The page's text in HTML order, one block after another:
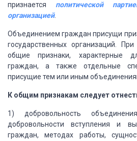
признается политической
организацией.
Объединением граждан присущи
государственных организаций.
общие признаки, характерные
граждан, а также отдельные
присущие тем или иным
К общим признакам следует
1) добровольность
добровольности вступления и
граждан, методах работы,